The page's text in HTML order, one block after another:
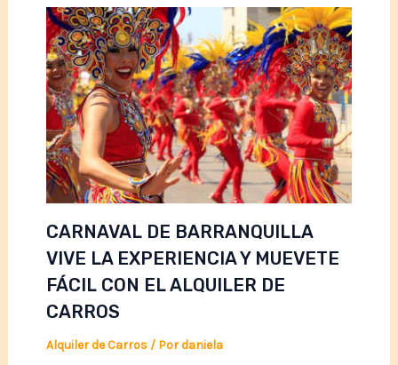
CARNAVAL DE BARRANQUILLA
VIVE LA EXPERIENCIA Y MUEVETE
FÁCIL CON EL ALQUILER DE
CARROS
Alquiler de Carros/ Pordaniela